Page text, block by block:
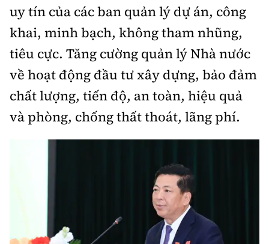
uy tín của các ban quản lý dự án, công
khai, minh bạch, không tham nhũng,
tiêu cực. Tăng cường quản lý Nhà nước
về hoạt động đầu tư xây dựng, bảo đảm
chất lượng, tiến độ, an toàn, hiệu quả
và phòng, chống thất thoát, lãng phí.